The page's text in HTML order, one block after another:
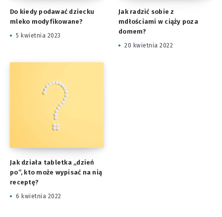
Do kiedy podawać dziecku
mleko modyfikowane?
5 kwietnia 2023
Jak radzić sobie z
mdłościami w ciąży poza
domem?
20 kwietnia 2022
Jak działa tabletka „dzień
po”, kto może wypisać na nią
receptę?
6 kwietnia 2022